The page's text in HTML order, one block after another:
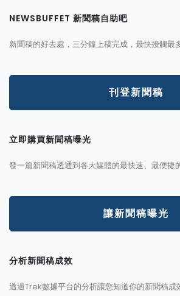
NEWSBUFFET 新聞稿自助吧
新聞稿的好去處，三分鐘上稿完成，最快接觸最
刊登新聞稿
立即購買新聞稿曝光
發一篇新聞稿透通到各大媒體的最快速、最便捷
讓新聞稿曝光
分析新聞稿成效
透過Trek數據平台的分析讓您知道你的新聞稿成